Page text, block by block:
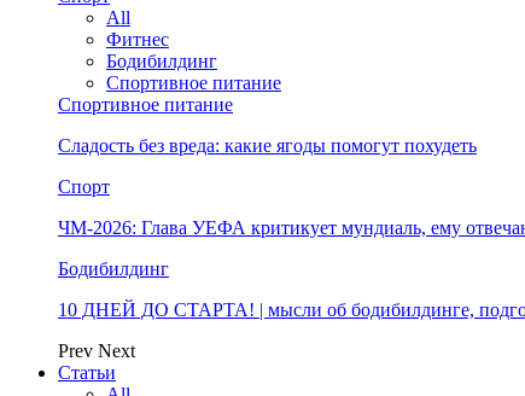
All
Фитнес
Бодибилдинг
Спортивное питание
Спортивное питание
Сладость без вреда: какие ягоды помогут похудеть
Спорт
ЧМ-2026: Глава УЕФА критикует мундиаль, ему
Бодибилдинг
10 ДНЕЙ ДО СТАРТА! | мысли об бодибилдинге,
Prev Next
Статьи